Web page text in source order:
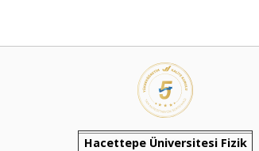
Hacettepe Üniversitesi Fizik